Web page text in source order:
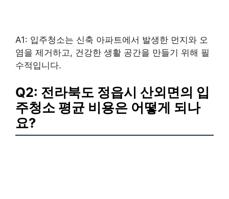
A1: 입주청소는 신축 아파트에서 발생한 먼지와 오
염을 제거하고, 건강한 생활 공간을 만들기 위해 필
수적입니다.
Q2: 전라북도 정읍시 산외면의 입
주청소 평균 비용은 어떻게 되나
요?